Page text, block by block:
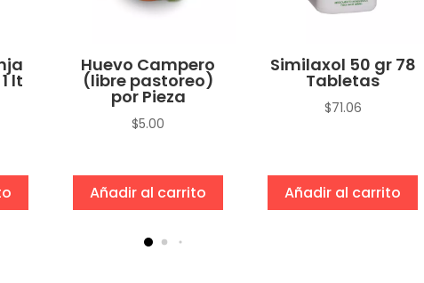
lt
Huevo Campero
(libre pastoreo)
por Pieza
$5.00
Añadir al carrito
Similaxol 50 gr 78
Tabletas
$71.06
Añadir al carrito